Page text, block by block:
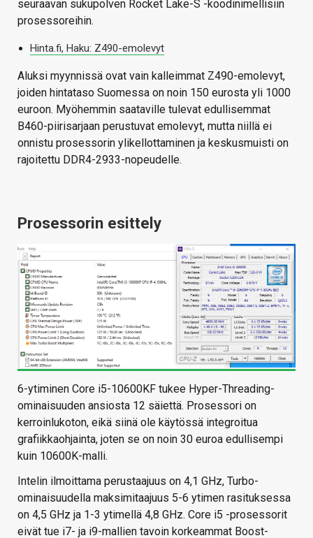
seuraavan sukupolven Rocket Lake-S -koodinimellisiin
prosessoreihin.
Hinta.fi, Haku: Z490-emolevyt
Aluksi myynnissä ovat vain kalleimmat Z490-emolevyt,
joiden hintataso Suomessa on noin 150 eurosta yli 1000
euroon. Myöhemmin saataville tulevat edullisemmat
B460-piirisarjaan perustuvat emolevyt, mutta niillä ei
onnistu prosessorin ylikellottaminen ja keskusmuisti on
rajoitettu DDR4-2933-nopeudelle.
Prosessorin esittely
6-ytiminen Core i5-10600KF tukee Hyper-Threading-
ominaisuuden ansiosta 12 säiettä. Prosessori on
kerroinlukoton, eikä siinä ole käytössä integroitua
grafiikkaohjainta, joten se on noin 30 euroa edullisempi
kuin 10600K-malli.
Intelin ilmoittama perustaajuus on 4,1 GHz, Turbo-
ominaisuudella maksimitaajuus 5-6 ytimen rasituksessa
on 4,5 GHz ja 1-3 ytimellä 4,8 GHz. Core i5 -prosessorit
eivät tue i7- ja i9-mallien tavoin korkeammat Boost-